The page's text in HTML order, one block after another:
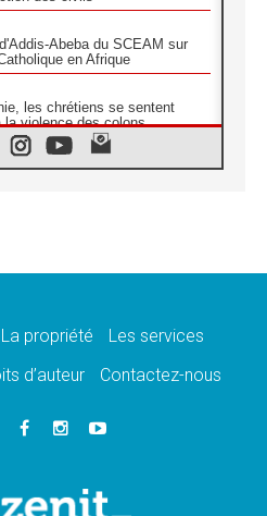
Abeba du SCEAM sur
en Afrique
les chrétiens se sentent
la violence des colons
sanctuaire de Notre Dame du
l'Église accompagne les
chemin de la dignité
vicariat apostolique de
un diocèse
La propriété
Les services
d’auteur Contactez-nous